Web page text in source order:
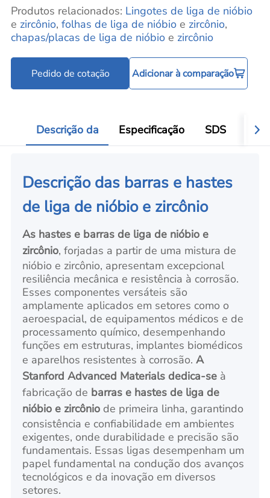
Produtos relacionados: Lingotes de liga de nióbio
e zircônio, folhas de liga de nióbioe zircônio,
chapas/placas de liga de nióbioe zircônio
Pedido de cotação Adicionar à comparação
Descrição da Especificação SDS
Descrição das barras e hastes
de liga de nióbio e zircônio
As hastes e barras de liga de nióbio e
zircônio, forjadas a partir de uma mistura de
nióbio e zircônio, apresentam excepcional
resiliência mecânica e resistência à corrosão.
Esses componentes versáteis são
amplamente aplicados em setores como o
aeroespacial, de equipamentos médicos e de
processamento químico, desempenhando
funções em estruturas, implantes biomédicos
e aparelhos resistentes à corrosão. A
Stanford Advanced Materials dedica-se à
fabricação de barras e hastes de liga de
nióbio e zircônio de primeira linha, garantindo
consistência e confiabilidade em ambientes
exigentes, onde durabilidade e precisão são
fundamentais. Essas ligas desempenham um
papel fundamental na condução dos avanços
tecnológicos e da inovação em diversos
setores.